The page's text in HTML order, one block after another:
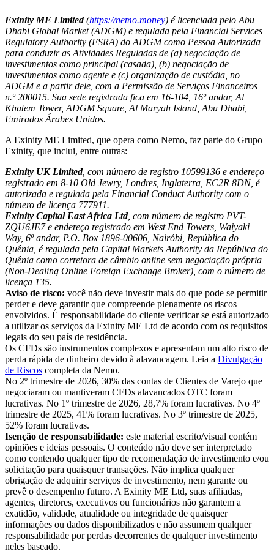
Exinity ME Limited(https://nemo.money) é licenciada pelo Abu
Dhabi Global Market (ADGM) e regulada pela Financial Services
Regulatory Authority (FSRA) do ADGM como Pessoa Autorizada
para conduzir as Atividades Reguladas de (a) negociação de
investimentos como principal (casada), (b) negociação de
investimentos como agente e (c) organização de custódia, no
ADGM e a partir dele, com a Permissão de Serviços Financeiros
n.º 200015. Sua sede registrada fica em 16-104, 16º andar, Al
Khatem Tower, ADGM Square, Al Maryah Island, Abu Dhabi,
Emirados Árabes Unidos.
A Exinity ME Limited, que opera como Nemo, faz parte do Grupo
Exinity, que inclui, entre outras:
Exinity UK Limited, com número de registro 10599136 e endereço
registrado em 8-10 Old Jewry, Londres, Inglaterra, EC2R 8DN, é
autorizada e regulada pela Financial Conduct Authority com o
número de licença 777911.
Exinity Capital East Africa Ltd, com número de registro PVT-
ZQU6JE7 e endereço registrado em West End Towers, Waiyaki
Way, 6º andar, P.O. Box 1896-00606, Nairóbi, República do
Quênia, é regulada pela Capital Markets Authority da República do
Quênia como corretora de câmbio online sem negociação própria
(Non-Dealing Online Foreign Exchange Broker), com o número de
licença 135.
Aviso de risco: você não deve investir mais do que pode se permitir
perder e deve garantir que compreende plenamente os riscos
envolvidos. É responsabilidade do cliente verificar se está autorizado
a utilizar os serviços da Exinity ME Ltd de acordo com os requisitos
legais do seu país de residência.
Os CFDs são instrumentos complexos e apresentam um alto risco de
perda rápida de dinheiro devido à alavancagem. Leia a Divulgação
de Riscos completa da Nemo.
No 2º trimestre de 2026, 30% das contas de Clientes de Varejo que
negociaram ou mantiveram CFDs alavancados OTC foram
lucrativas. No 1º trimestre de 2026, 28,7% foram lucrativas. No 4º
trimestre de 2025, 41% foram lucrativas. No 3º trimestre de 2025,
52% foram lucrativas.
Isenção de responsabilidade: este material escrito/visual contém
opiniões e ideias pessoais. O conteúdo não deve ser interpretado
como contendo qualquer tipo de recomendação de investimento e/ou
solicitação para quaisquer transações. Não implica qualquer
obrigação de adquirir serviços de investimento, nem garante ou
prevê o desempenho futuro. A Exinity ME Ltd, suas afiliadas,
agentes, diretores, executivos ou funcionários não garantem a
exatidão, validade, atualidade ou integridade de quaisquer
informações ou dados disponibilizados e não assumem qualquer
responsabilidade por perdas decorrentes de qualquer investimento
neles baseado.